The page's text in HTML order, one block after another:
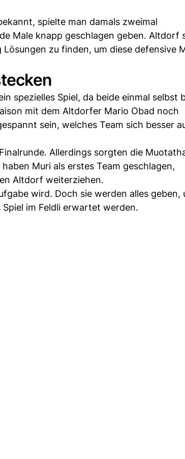
spielte man damals zweimal
Male knapp geschlagen geben. Altdorf
zu finden, um diese defensive
spezielles Spiel, da beide einmal selbst
mit dem Altdorfer Mario Obad noch
sein, welches Team sich besser
Allerdings sorgten die
Muri als erstes Team geschlagen,
Altdorf weiterziehen.
wird. Doch sie werden alles geben,
im Feldli erwartet werden.